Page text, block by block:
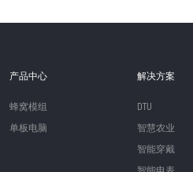
产品中心
蜂窝模组
单板电脑
解决方案
DTU
智慧农业
智能穿戴